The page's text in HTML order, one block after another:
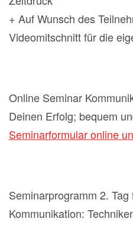
+ Auf Wunsch des
Videomitschnitt für die
Online Seminar
Deinen Erfolg; bequem
Seminarformular online
Seminarprogramm 2.
Kommunikation: